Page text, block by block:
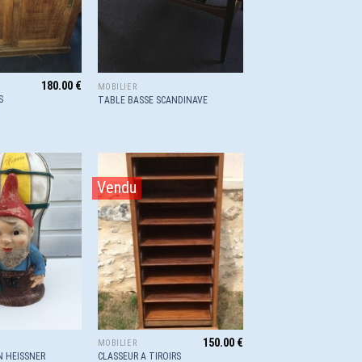
180.00 € MOBILIER
TABLE BASSE SCANDINAVE
Ajouter
à la
wishlist
HEISSNER
Vendu
Ajouter
à la
wishlist
MOBILIER
CLASSEUR A TIROIRS
150.00 €